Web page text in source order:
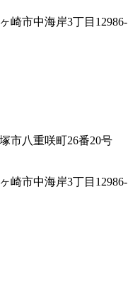
崎市中海岸3丁目12986-
市八重咲町26番20号
崎市中海岸3丁目12986-